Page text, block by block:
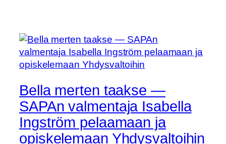
Bella merten taakse —
SAPAn valmentaja Isabella
Ingström pelaamaan ja
opiskelemaan Yhdysvaltoihin